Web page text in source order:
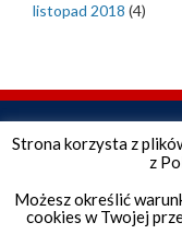
listopad 2018 (4)
Strona korzysta z
z
Możesz określić
cookies w Twojej